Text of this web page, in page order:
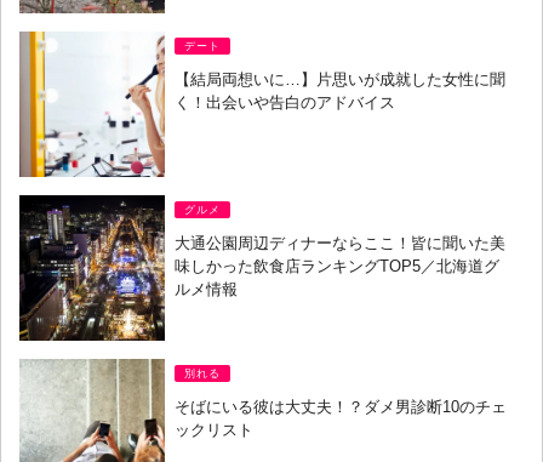
デート
【結局両想いに…】片思いが成就した女性に聞
く！出会いや告白のアドバイス
グルメ
大通公園周辺ディナーならここ！皆に聞いた美
味しかった飲食店ランキングTOP5／北海道グ
ルメ情報
別れる
そばにいる彼は大丈夫！？ダメ男診断10のチェ
ックリスト